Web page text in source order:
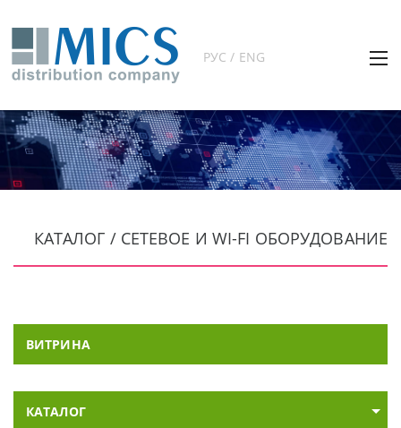
РУС / ENG
КАТАЛОГ / СЕТЕВОЕ И WI-FI ОБОРУДОВАНИЕ
ВИТРИНА
КАТАЛОГ